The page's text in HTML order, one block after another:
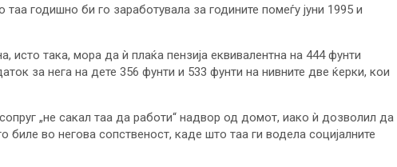
годишно би го заработувала за годините помеѓу јуни 1995 и
исто така, мора да ѝ плаќа пензија еквивалентна на 444 фунти
за нега на дете 356 фунти и 533 фунти на нивните две ќерки, кои
„не сакал таа да работи“ надвор од домот, иако ѝ дозволил да
биле во негова сопственост, каде што таа ги водела социјалните